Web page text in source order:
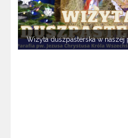
Wizyta duszpasterska w naszej